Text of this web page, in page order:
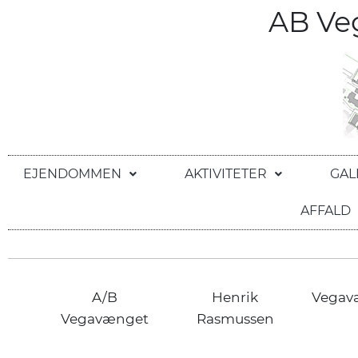
AB
EJENDOMMEN AKTIVITETER
AFFALD
A/B
Vegavænget
Henrik
Rasmussen